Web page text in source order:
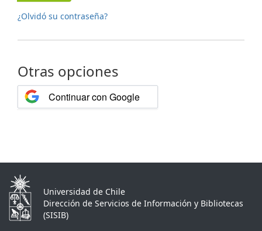
¿Olvidó su contraseña?
Otras opciones
Continuar con Google
Universidad de Chile
Dirección de Servicios de Información y Bibliotecas
(SISIB)